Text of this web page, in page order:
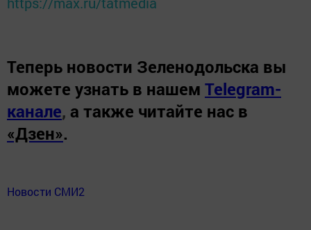
Теперь новости Зеленодольска вы
можете узнать в нашем Telegram-
канале, а также читайте нас в
«Дзен».
Новости СМИ2